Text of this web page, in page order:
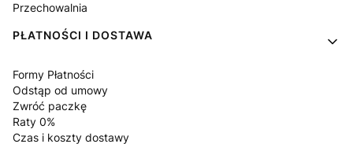
Przechowalnia
PŁATNOŚCI I DOSTAWA
Formy Płatności
Odstąp od umowy
Zwróć paczkę
Raty 0%
Czas i koszty dostawy